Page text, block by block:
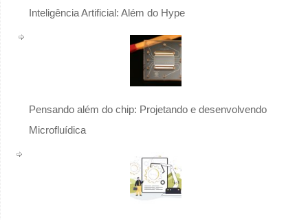
Inteligência Artificial: Além do Hype
Pensando além do chip: Projetando e desenvolvendo
Microfluídica